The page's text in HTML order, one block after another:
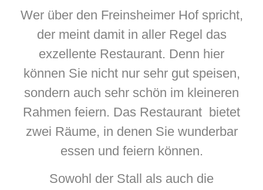
Wer über den Freinsheimer Hof spricht,
der meint damit in aller Regel das
exzellente Restaurant. Denn hier
können Sie nicht nur sehr gut speisen,
sondern auch sehr schön im kleineren
Rahmen feiern. Das Restaurant bietet
zwei Räume, in denen Sie wunderbar
essen und feiern können.
Sowohl der Stall als auch die